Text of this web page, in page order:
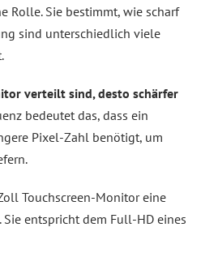
Rolle. Sie bestimmt, wie scharf
sind unterschiedlich viele
verteilt sind, desto schärfer
bedeutet das, dass ein
Pixel-Zahl benötigt, um
Touchscreen-Monitor eine
entspricht dem Full-HD eines